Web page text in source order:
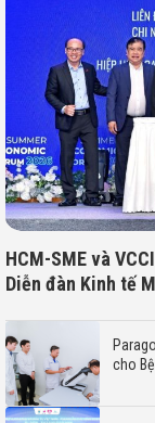
HCM-SME và
Diễn đàn Kinh tế
cho